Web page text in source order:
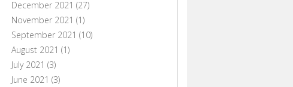
December 2021 (27)
November 2021 (1)
September 2021 (10)
August 2021 (1)
July 2021 (3)
June 2021 (3)